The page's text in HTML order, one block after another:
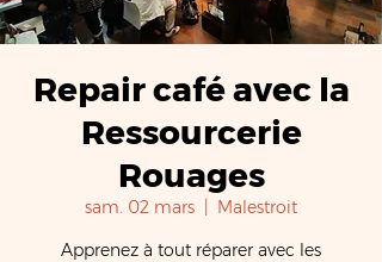
Repair café avec la
Ressourcerie
Rouages
sam. 02 mars
Malestroit
Apprenez à tout réparer avec les